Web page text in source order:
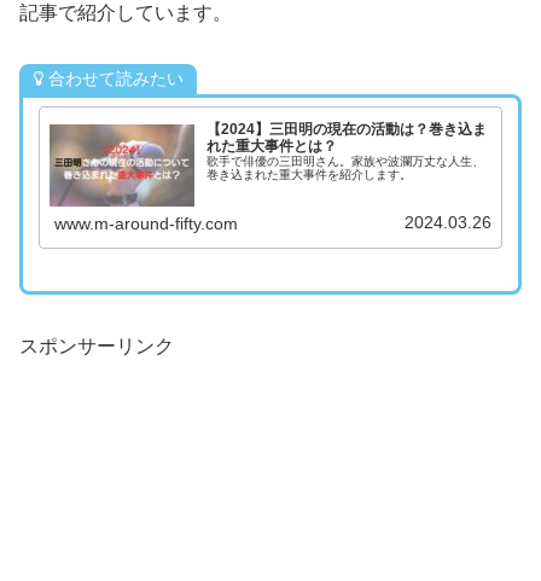
記事で紹介しています。
合わせて読みたい
【2024】三田明の現在の活動は？巻き込ま
れた重大事件とは？
歌手で俳優の三田明さん。家族や波瀾万丈な人生、
巻き込まれた重大事件を紹介します。
www.m-around-fifty.com 2024.03.26
スポンサーリンク